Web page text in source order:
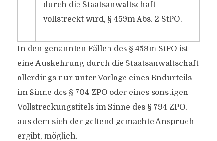
durch die Staatsanwaltschaft
vollstreckt wird, § 459m Abs. 2 StPO.
In den genannten Fällen des § 459m StPO ist
eine Auskehrung durch die Staatsanwaltschaft
allerdings nur unter Vorlage eines Endurteils
im Sinne des § 704 ZPO oder eines sonstigen
Vollstreckungstitels im Sinne des § 794 ZPO,
aus dem sich der geltend gemachte Anspruch
ergibt, möglich.